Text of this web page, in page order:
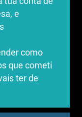
e
como
que cometi
ter de